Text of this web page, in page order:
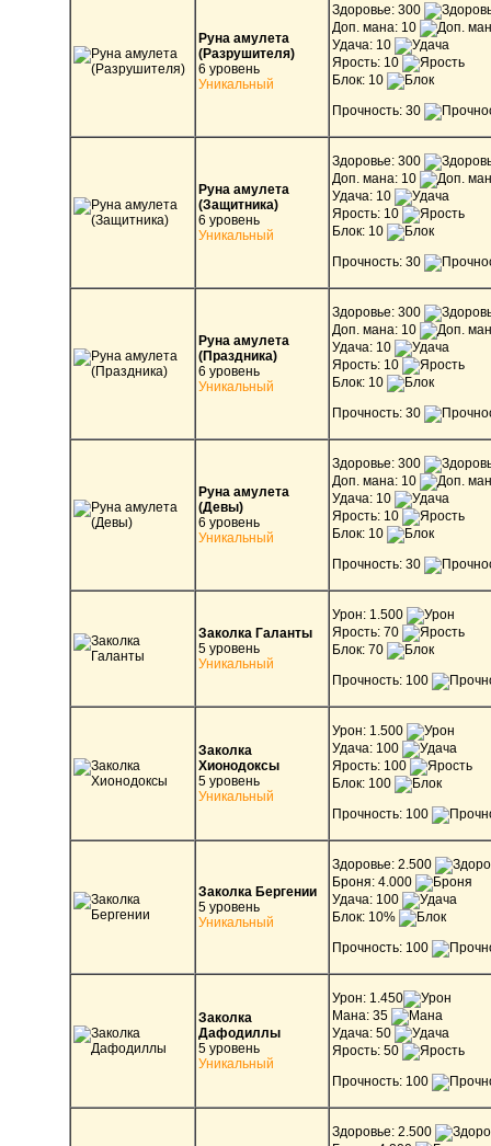
Руна амулета
(Разрушителя)
6 уровень
Уникальный
Здоровье: 300
Доп. мана: 10
Удача: 10
Ярость: 10
Блок: 10
Прочность: 30
Руна амулета
(Защитника)
6 уровень
Уникальный
Здоровье: 300
Доп. мана: 10
Удача: 10
Ярость: 10
Блок: 10
Прочность: 30
Руна амулета
(Праздника)
6 уровень
Уникальный
Здоровье: 300
Доп. мана: 10
Удача: 10
Ярость: 10
Блок: 10
Прочность: 30
Руна амулета
(Девы)
6 уровень
Уникальный
Здоровье: 300
Доп. мана: 10
Удача: 10
Ярость: 10
Блок: 10
Прочность: 30
Заколка Галанты
5 уровень
Уникальный
Урон: 1.500
Ярость: 70
Блок: 70
Прочность: 100
Заколка
Хионодоксы
5 уровень
Уникальный
Урон: 1.500
Удача: 100
Ярость: 100
Блок: 100
Прочность: 100
Заколка Бергении
5 уровень
Уникальный
Здоровье: 2.500
Броня: 4.000
Удача: 100
Блок: 10%
Прочность: 100
Заколка
Дафодиллы
5 уровень
Уникальный
Урон: 1.450
Мана: 35
Удача: 50
Ярость: 50
Прочность: 100
Здоровье: 2.500